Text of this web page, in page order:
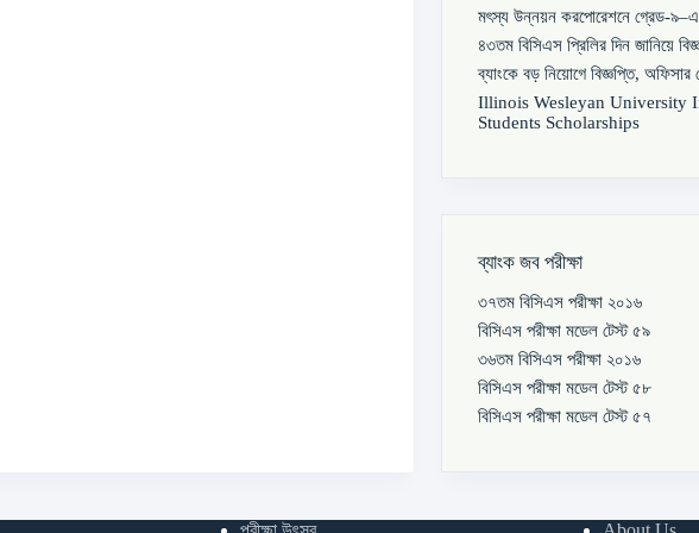
মৎস্য উন্নয়ন করপোরেশনে গ্রেড-
৪৩তম বিসিএস প্রিলির দিন জানিয়ে
ব্যাংকে বড় নিয়োগে বিজ্ঞপ্তি,
Illinois Wesleyan University
Students Scholarships
ব্যাংক জব পরীক্ষা
৩৭তম বিসিএস পরীক্ষা ২০১৬
বিসিএস পরীক্ষা মডেল টেস্ট ৫৯
৩৬তম বিসিএস পরীক্ষা ২০১৬
বিসিএস পরীক্ষা মডেল টেস্ট ৫৮
বিসিএস পরীক্ষা মডেল টেস্ট ৫৭